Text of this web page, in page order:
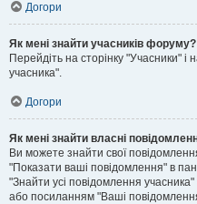
Догори
Як мені знайти учасників форуму?
Перейдіть на сторінку "Учасники"
учасника".
Догори
Як мені знайти власні
Ви можете знайти свої
"Показати ваші повідомлення" в
"Знайти усі повідомлення
або посиланням "Ваші